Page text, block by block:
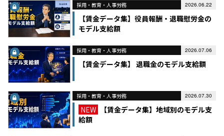
採用・教育・人事労務 2026.06.22
【賃金データ集】役員報酬・退職慰労金の
モデル支給額
採用・教育・人事労務 2026.07.06
【賃金データ集】 退職金のモデル支給額
採用・教育・人事労務 2026.07.30
NEW
【賃金データ集】地域別のモデル支
給額